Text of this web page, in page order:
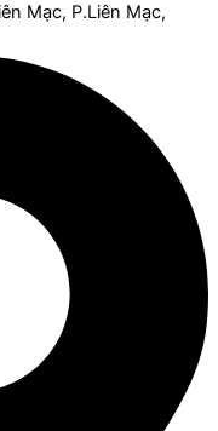
Mạc, P.Liên Mạc,